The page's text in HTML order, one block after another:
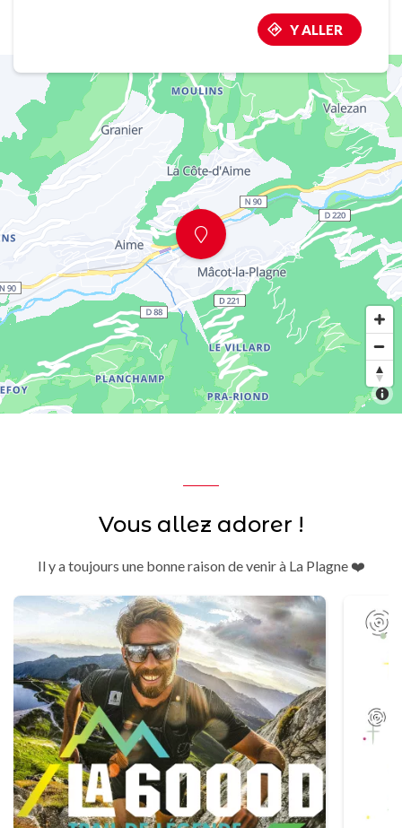
Y ALLER
Vous allez adorer !
Il y a toujours une bonne raison de venir à La Plagne ❤️